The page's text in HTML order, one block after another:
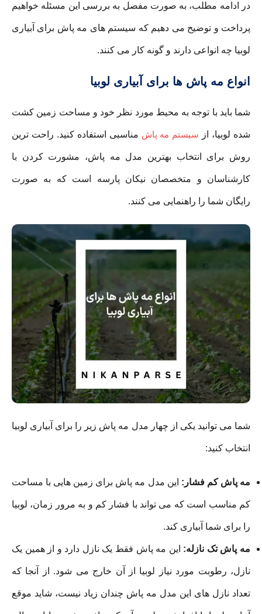
در ادامه مطلب، به صورت مفصل به بررسی این مسئله خواهیم
پرداخت و توضیح می دهیم که سیستم های مه پاش برای آبیاری
لوبیا چه انواعی دارند و گونه کار می کنند.
انواع مه پاش ها برای آبیاری لوبیا
شما باید با توجه به محیط مورد نظر خود و مساحت زمین کشت
شده لوبیا، از سیستم مه پاش مناسبی استفاده کنید. راحت ترین
روش برای انتخاب بهترین مدل مه پاش، مشورت کردن با
کارشناسان و متخصصان نیکان پارسه است که به صورت
رایگان شما را راهنمایی می کنند.
شما می توانید یکی از چهار مدل مه پاش زیر را برای آبیاری لوبیا
انتخاب کنید:
مه پاش کم فشار: این مدل مه پاش برای زمین هایی با مساحت
کم مناسب است که می تواند با فشار کم و به مرور زمان، لوبیا
را برای شما آبیاری کند.
مه پاش تک نازله: این مه پاش فقط یک نازل دارد و از همین یک
نازل، رطوبت مورد نیاز لوبیا از آن خارج می شود. از آنجا که
تعداد نازل های این مدل مه پاش چندان زیاد نیست، شاید موقع